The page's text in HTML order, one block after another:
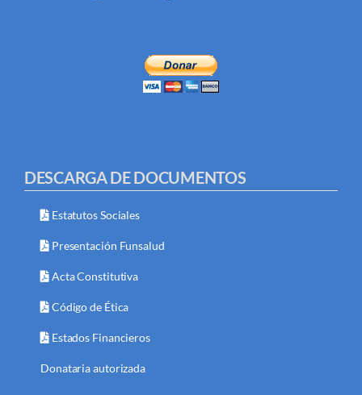
DESCARGA DE DOCUMENTOS
Estatutos Sociales
Presentación Funsalud
Acta Constitutiva
Código de Ética
Estados Financieros
Donataria autorizada